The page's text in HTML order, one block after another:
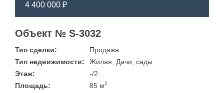
4 400 000 ₽
Объект № S-3032
Тип сделки:
Продажа
Тип недвижимости:
Жилая, Дачи, сады
Этаж:
-/2
Площадь:
85 м2